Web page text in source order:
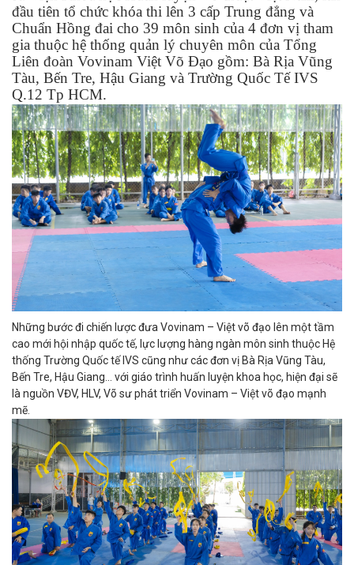
đầu tiên tổ chức khóa thi lên 3 cấp Trung đẳng và
Chuẩn Hồng đai cho 39 môn sinh của 4 đơn vị tham
gia thuộc hệ thống quản lý chuyên môn của Tổng
Liên đoàn Vovinam Việt Võ Đạo gồm: Bà Rịa Vũng
Tàu, Bến Tre, Hậu Giang và Trường Quốc Tế IVS
Q.12 Tp HCM.
Những bước đi chiến lược đưa Vovinam – Việt võ đạo lên một tầm
cao mới hội nhập quốc tế, lực lượng hàng ngàn môn sinh thuộc Hệ
thống Trường Quốc tế IVS cũng như các đơn vị Bà Rịa Vũng Tàu,
Bến Tre, Hậu Giang... với giáo trình huấn luyện khoa học, hiện đại sẽ
là nguồn VĐV, HLV, Võ sư phát triển Vovinam – Việt võ đạo mạnh
mẽ.